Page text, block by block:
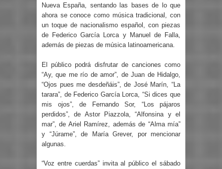
Nueva España, sentando las bases de lo que
ahora se conoce como música tradicional, con
un toque de nacionalismo español, con piezas
de Federico García Lorca y Manuel de Falla,
además de piezas de música latinoamericana.
El público podrá disfrutar de canciones como
“Ay, que me río de amor”, de Juan de Hidalgo,
“Ojos pues me desdeñáis”, de José Marín, “La
tarara”, de Federico García Lorca, “Si dices que
mis ojos”, de Fernando Sor, “Los pájaros
perdidos”, de Astor Piazzola, “Alfonsina y el
mar”, de Ariel Ramírez, además de “Alma mía”
y “Júrame”, de María Grever, por mencionar
algunas.
“Voz entre cuerdas” invita al público el sábado